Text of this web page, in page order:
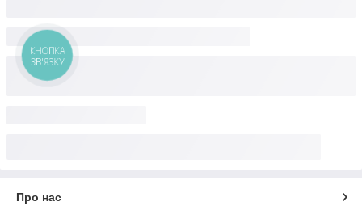
Про нас
КНОПКА
ЗВ'ЯЗКУ